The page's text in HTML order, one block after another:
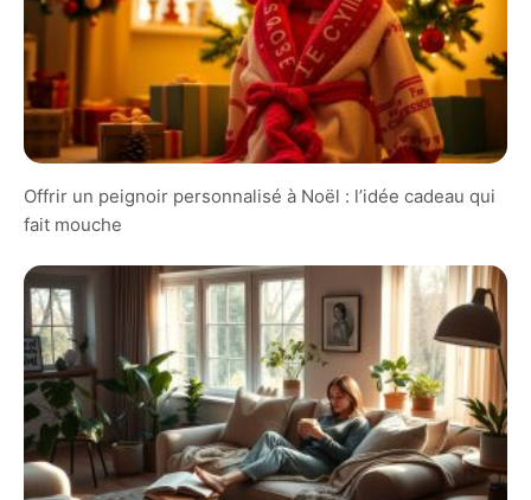
Offrir un peignoir personnalisé à Noël : l’idée cadeau qui
fait mouche